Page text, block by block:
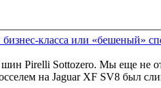
класса или «бешеный»
Pirelli Sottozero. Мы еще не
на JaguarXF SV8 был